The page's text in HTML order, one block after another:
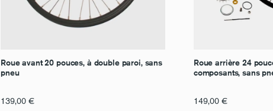
Roue avant 20 pouces, à double paroi, sans
pneu
139,00 €
Roue arrière 24
composants, sans
149,00 €